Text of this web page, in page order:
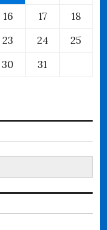
16 17
18
23 24
25
30 31